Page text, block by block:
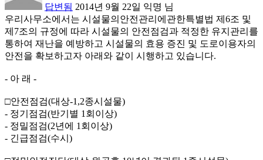
답변됨 2014년 9월 22일 익명 님
우리사무소에서는 시설물의안전관리에관한특별법 제6조 및
제7조의 규정에 따라 시설물의 안전점검과 적정한 유지관리를
통하여 재난을 예방하고 시설물의 효용 증진 및 도로이용자의
안전을 확보하고자 아래와 같이 시행하고 있습니다.
- 아 래 -
□안전점검(대상-1,2종시설물)
- 정기점검(반기별 1회이상)
- 정밀점검(2년에 1회이상)
- 긴급점검(수시)